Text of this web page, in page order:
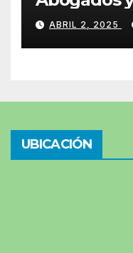
ABRIL 2, 2025
UBICACIÓN